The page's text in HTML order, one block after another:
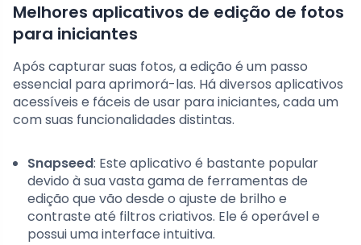
Melhores aplicativos de edição de fotos
para iniciantes
Após capturar suas fotos, a edição é um passo
essencial para aprimorá-las. Há diversos aplicativos
acessíveis e fáceis de usar para iniciantes, cada um
com suas funcionalidades distintas.
Snapseed: Este aplicativo é bastante popular
devido à sua vasta gama de ferramentas de
edição que vão desde o ajuste de brilho e
contraste até filtros criativos. Ele é operável e
possui uma interface intuitiva.